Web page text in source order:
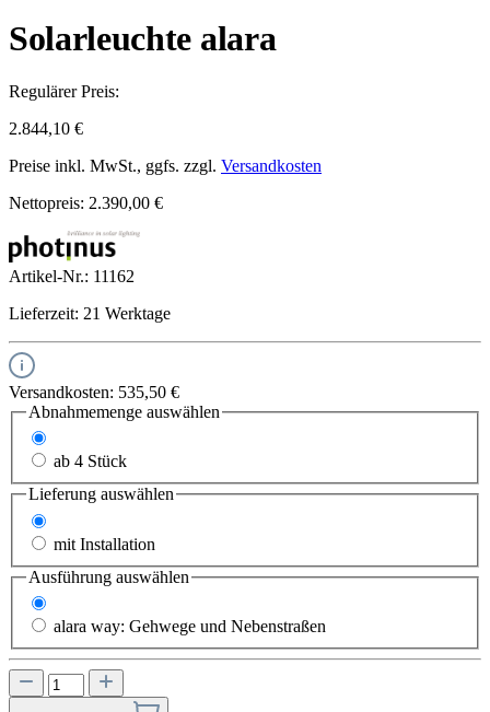
Solarleuchte alara
Regulärer Preis:
2.844,10 €
Preise inkl. MwSt., ggfs. zzgl. Versandkosten
Nettopreis: 2.390,00 €
Artikel-Nr.: 11162
Lieferzeit: 21 Werktage
Versandkosten: 535,50 €
Abnahmemenge auswählen
ab 4 Stück
Lieferung auswählen
mit Installation
Ausführung auswählen
alara way: Gehwege und Nebenstraßen